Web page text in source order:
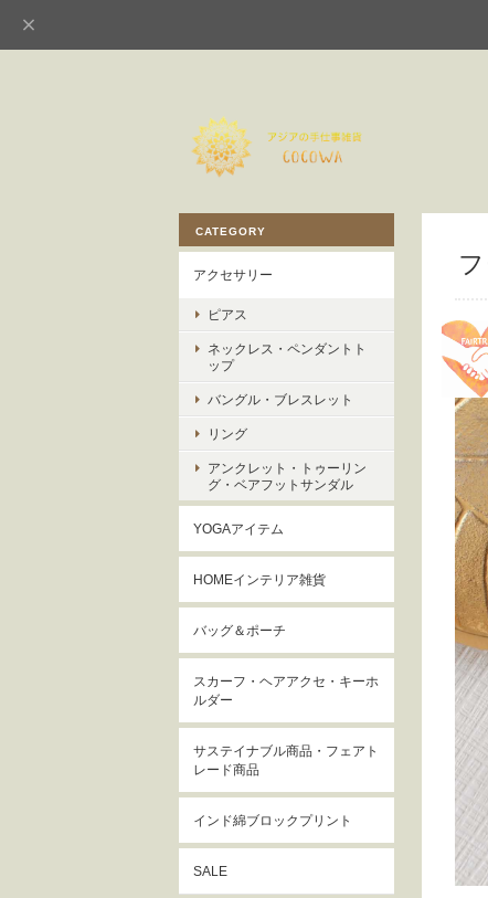
CATEGORY
アクセサリー
ピアス
ネックレス・ペンダントト
ップ
バングル・ブレスレット
リング
アンクレット・トゥーリン
グ・ベアフットサンダル
YOGAアイテム
HOMEインテリア雑貨
バッグ＆ポーチ
スカーフ・ヘアアクセ・キーホ
ルダー
サステイナブル商品・フェアト
レード商品
インド綿ブロックプリント
SALE